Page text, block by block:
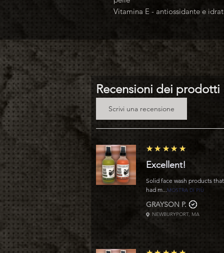
Vitamina E - antiossidante e
Recensioni dei prodotti
Scrivi una recensione
5
★★★★★
Excellent!
Solid face wash products
had m...
MOSTRA DI PIÙ
GRAYSON P.
NEWBURYPORT, MA